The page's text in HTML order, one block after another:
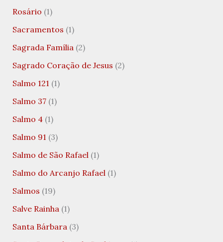
Rosário (1)
Sacramentos (1)
Sagrada Família (2)
Sagrado Coração de Jesus (2)
Salmo 121 (1)
Salmo 37(1)
Salmo 4(1)
Salmo 91 (3)
Salmo de São Rafael (1)
Salmo do Arcanjo Rafael (1)
Salmos (19)
Salve Rainha (1)
Santa Bárbara (3)